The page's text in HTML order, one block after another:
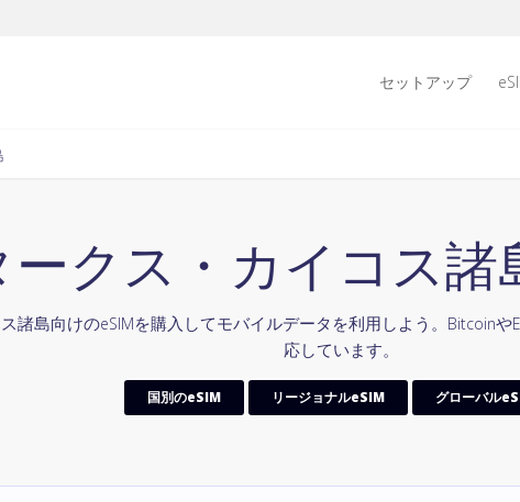
セットアップ
ークス・カイコス諸
諸島向けのeSIMを購入してモバイルデータを利用しよう。Bitcoin
応しています。
国別のeSIM リージョナルeSIM グローバル